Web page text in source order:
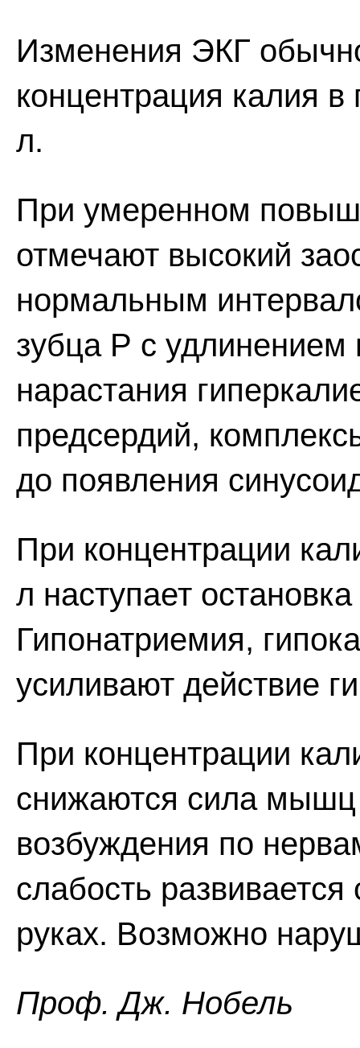
Изменения ЭКГ
концентрация калия
л.
При умеренном
отмечают высокий
нормальным
зубца Р с
нарастания
предсердий,
до появления
При концентрации
л наступает
Гипонатриемия,
усиливают действие
При концентрации
снижаются сила мышц
возбуждения по
слабость
руках. Возможно
Проф. Дж. Нобель